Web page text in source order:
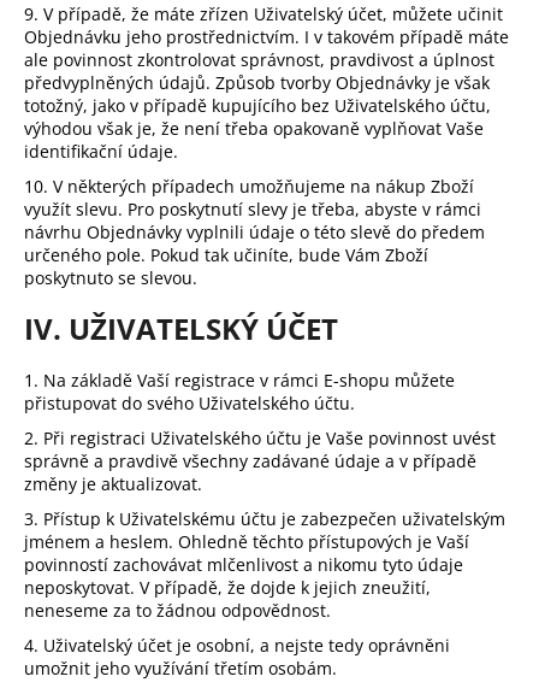
9. V případě, že máte zřízen Uživatelský účet, můžete učinit
Objednávku jeho prostřednictvím. I v takovém případě máte
ale povinnost zkontrolovat správnost, pravdivost a úplnost
předvyplněných údajů. Způsob tvorby Objednávky je však
totožný, jako v případě kupujícího bez Uživatelského účtu,
výhodou však je, že není třeba opakovaně vyplňovat Vaše
identifikační údaje.
10. V některých případech umožňujeme na nákup Zboží
využít slevu. Pro poskytnutí slevy je třeba, abyste v rámci
návrhu Objednávky vyplnili údaje o této slevě do předem
určeného pole. Pokud tak učiníte, bude Vám Zboží
poskytnuto se slevou.
IV. UŽIVATELSKÝ ÚČET
1. Na základě Vaší registrace v rámci E-shopu můžete
přistupovat do svého Uživatelského účtu.
2. Při registraci Uživatelského účtu je Vaše povinnost uvést
správně a pravdivě všechny zadávané údaje a v případě
změny je aktualizovat.
3. Přístup k Uživatelskému účtu je zabezpečen uživatelským
jménem a heslem. Ohledně těchto přístupových je Vaší
povinností zachovávat mlčenlivost a nikomu tyto údaje
neposkytovat. V případě, že dojde k jejich zneužití,
neneseme za to žádnou odpovědnost.
4. Uživatelský účet je osobní, a nejste tedy oprávněni
umožnit jeho využívání třetím osobám.